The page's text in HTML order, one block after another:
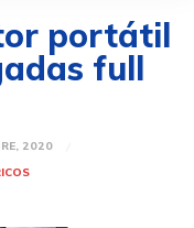
portátil
full
2020